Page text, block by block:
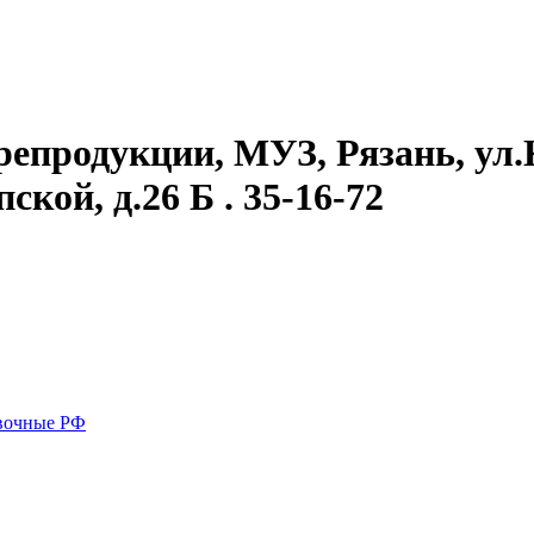
МУЗ, Рязань,
д.26 Б . 35-16-72
РФ